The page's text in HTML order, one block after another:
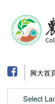
興大首
Select